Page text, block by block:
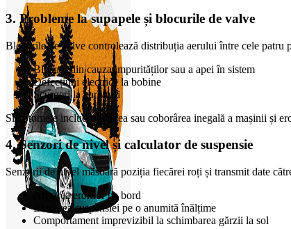
3. Probleme la supapele și blocurile de valve
Blocurile de valve controlează distribuția aerului între cele patru
Blocare din cauza impurităților sau a apei în sistem
Defecțiuni electrice la bobine
Scurgeri la garnituri
Simptomele includ ridicarea sau coborârea inegală a mașinii și
4. Senzori de nivel și calculator de suspensie
Senzorii de nivel măsoară poziția fiecărei roți și transmit date
Afișarea erorilor pe bord
Blocarea suspensiei pe o anumită înălțime
Comportament imprevizibil la schimbarea gărzii la sol